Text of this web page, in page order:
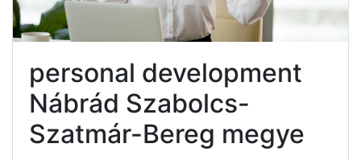
personal development
Nábrád Szabolcs-
Szatmár-Bereg megye